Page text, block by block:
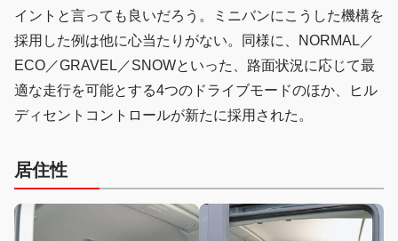
イントと言っても良いだろう。ミニバンにこうした機構を
採用した例は他に心当たりがない。同様に、NORMAL／
ECO／GRAVEL／SNOWといった、路面状況に応じて最
適な走行を可能とする4つのドライブモードのほか、ヒル
ディセントコントロールが新たに採用された。
居住性